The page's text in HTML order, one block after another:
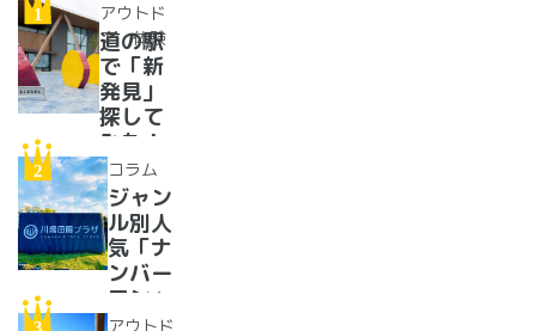
アウトド
ア・体験
道の駅
で「新
発見」
探して
みた！
イベン
トに巨
大グル
メ、ご
当地ス
イーツ
まで
コラム
ジャン
ル別人
気「ナ
ンバー
ワン」
道の駅
アウトド